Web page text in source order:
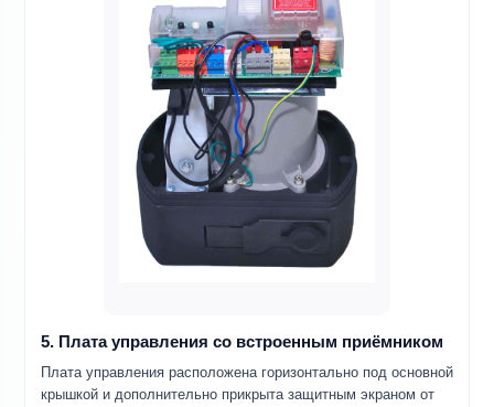
5. Плата управления со встроенным приёмником
Плата управления расположена горизонтально под основной
крышкой и дополнительно прикрыта защитным экраном от